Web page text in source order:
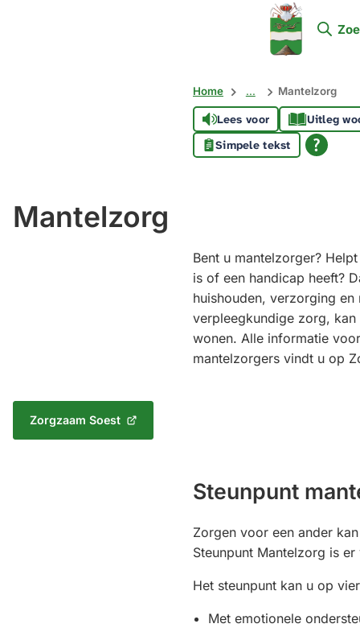
Mijn
Soest
Home ... Mantelzorg
Lees voor
Uitleg
Simpele tekst
Mantelzorg
Bent u mantelzorger?
is of een handicap heeft?
huishouden, verzorging en
verpleegkundige zorg,
wonen. Alle informatie
mantelzorgers vindt u op
Zorgzaam Soest
(Verwijst
Steunpunt
Zorgen voor een ander
Steunpunt Mantelzorg is
Het steunpunt kan u op
Met emotionele